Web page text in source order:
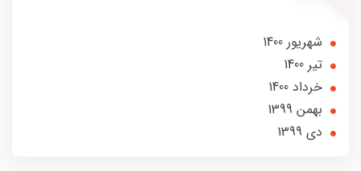
شهریور 1400
تير 1400
خرداد 1400
بهمن 1399
دی 1399